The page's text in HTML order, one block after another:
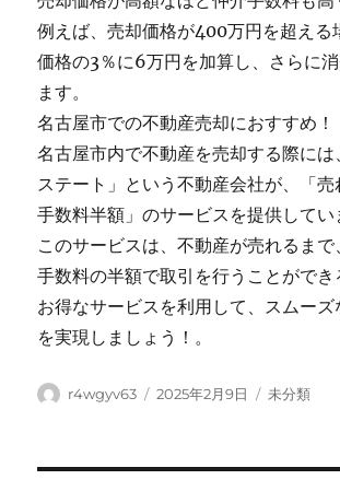
例えば、売却価格が400万円を超える
価格の3％に6万円を加算し、さらに
ます。
名古屋市での不動産売却におすすめ！
名古屋市内で不動産を売却する際には
ステート」という不動産会社が、「売
手数料半額」のサービスを提供してい
このサービスは、不動産が売れるま
手数料の半額で取引を行うことができ
お得なサービスを利用して、スムーズ
を実現しましょう！。
Author
r4wgyv63
Posted
2025年2月9日 Categories
未分類